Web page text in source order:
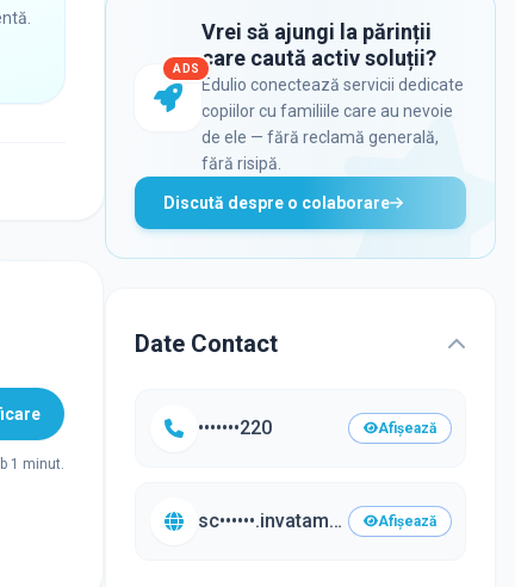
1 minut.
ADS
Vrei să ajungi la părinții
care caută activ soluții?
Edulio conectează servicii dedicate
copiilor cu familiile care au nevoie
de ele — fără reclamă generală,
fără risipă.
Discută despre o colaborare
Date Contact
•••••••220 Afișează
sc••••••.invatamantsector3.ro/•••
Afișează